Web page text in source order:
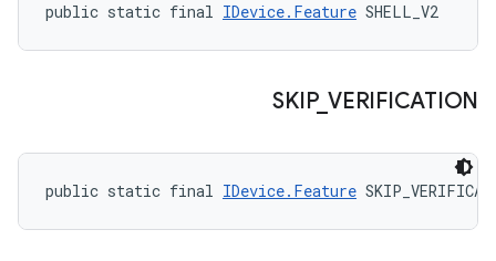
public static final IDevice.Feature SHELL_V2
SKIP_ VERIFICATION
public static final IDevice.Feature